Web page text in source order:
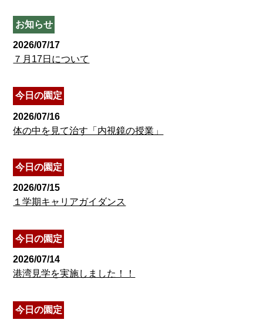
お知らせ
2026/07/17
７月17日について
今日の園定
2026/07/16
体の中を見て治す「内視鏡の授業」
今日の園定
2026/07/15
１学期キャリアガイダンス
今日の園定
2026/07/14
港湾見学を実施しました！！
今日の園定